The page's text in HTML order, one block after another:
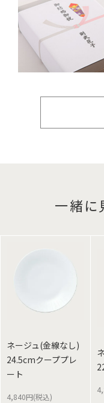
一緒に
ネージュ(金線なし)
24.5cmクーププレ
ート
4,840円(税込)